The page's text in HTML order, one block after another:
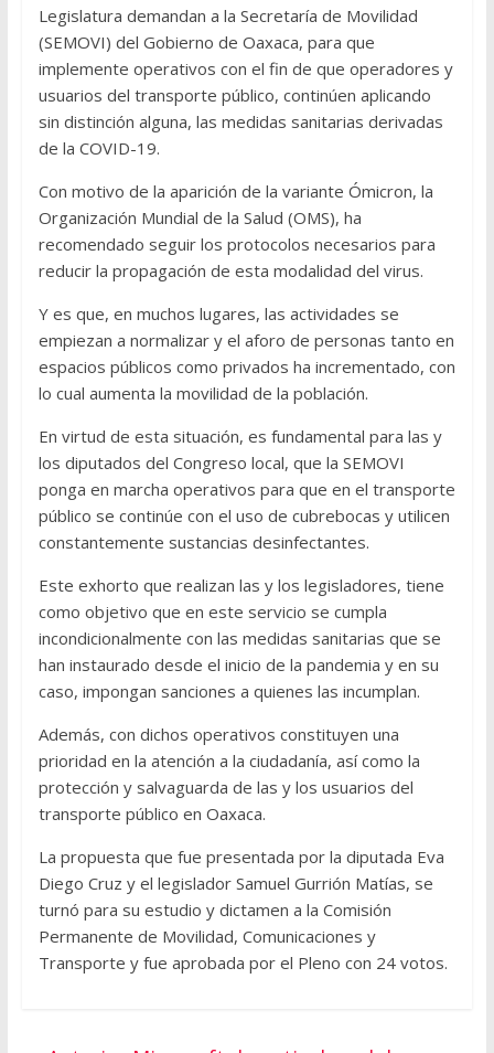
Legislatura demandan a la Secretaría de Movilidad
(SEMOVI) del Gobierno de Oaxaca, para que
implemente operativos con el fin de que operadores y
usuarios del transporte público, continúen aplicando
sin distinción alguna, las medidas sanitarias derivadas
de la COVID-19.
Con motivo de la aparición de la variante Ómicron, la
Organización Mundial de la Salud (OMS), ha
recomendado seguir los protocolos necesarios para
reducir la propagación de esta modalidad del virus.
Y es que, en muchos lugares, las actividades se
empiezan a normalizar y el aforo de personas tanto en
espacios públicos como privados ha incrementado, con
lo cual aumenta la movilidad de la población.
En virtud de esta situación, es fundamental para las y
los diputados del Congreso local, que la SEMOVI
ponga en marcha operativos para que en el transporte
público se continúe con el uso de cubrebocas y utilicen
constantemente sustancias desinfectantes.
Este exhorto que realizan las y los legisladores, tiene
como objetivo que en este servicio se cumpla
incondicionalmente con las medidas sanitarias que se
han instaurado desde el inicio de la pandemia y en su
caso, impongan sanciones a quienes las incumplan.
Además, con dichos operativos constituyen una
prioridad en la atención a la ciudadanía, así como la
protección y salvaguarda de las y los usuarios del
transporte público en Oaxaca.
La propuesta que fue presentada por la diputada Eva
Diego Cruz y el legislador Samuel Gurrión Matías, se
turnó para su estudio y dictamen a la Comisión
Permanente de Movilidad, Comunicaciones y
Transporte y fue aprobada por el Pleno con 24 votos.